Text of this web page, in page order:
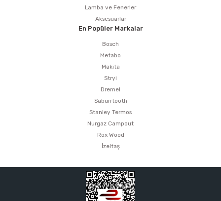
Lamba ve Fenerler
Aksesuarlar
En Popüler Markalar
Bosch
Metabo
Makita
Stryi
Dremel
Saburrtooth
Stanley Termos
Nurgaz Campout
Rox Wood
İzeltaş